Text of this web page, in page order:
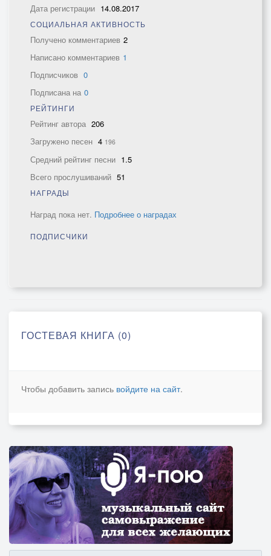
Дата регистрации 14.08.2017
СОЦИАЛЬНАЯ АКТИВНОСТЬ
Получено комментариев 2
Написано комментариев 1
Подписчиков 0
Подписана на 0
РЕЙТИНГИ
Рейтинг автора 206
Загружено песен 4 196
Средний рейтинг песни 1.5
Всего прослушиваний 51
НАГРАДЫ
Наград пока нет. Подробнее о наградах
ПОДПИСЧИКИ
ГОСТЕВАЯ КНИГА (0)
Чтобы добавить запись войдите на сайт.